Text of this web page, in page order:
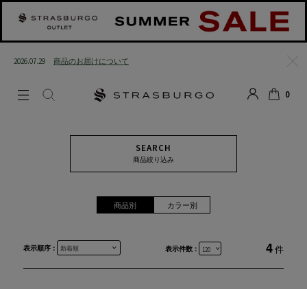
2026.07.29 商品のお届けについて
0
SEARCH
商品絞り込み
商品別 カラー別
表示順序 : 表示件数 : 4件